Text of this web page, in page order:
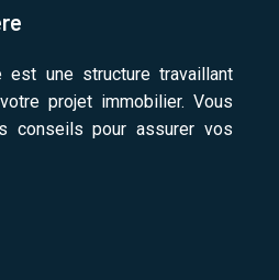
est une structure travaillant
projet immobilier. Vous
conseils pour assurer vos